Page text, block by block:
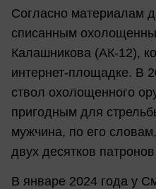
Согласно материалам
списанным
Калашникова (АК-12),
интернет-площадке. В
ствол охолощенного
пригодным для
мужчина, по его
двух десятков
В январе 2024 года у